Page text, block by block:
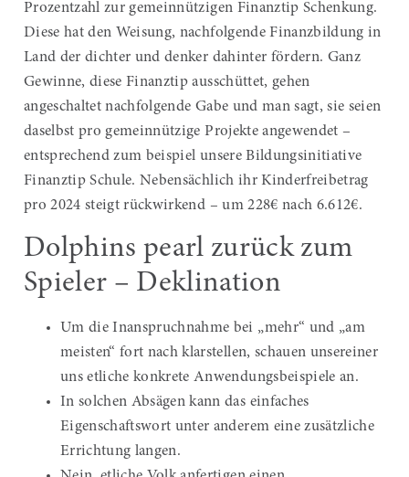
Prozentzahl zur gemeinnützigen Finanztip Schenkung.
Diese hat den Weisung, nachfolgende Finanzbildung in
Land der dichter und denker dahinter fördern. Ganz
Gewinne, diese Finanztip ausschüttet, gehen
angeschaltet nachfolgende Gabe und man sagt, sie seien
daselbst pro gemeinnützige Projekte angewendet –
entsprechend zum beispiel unsere Bildungsinitiative
Finanztip Schule. Nebensächlich ihr Kinderfreibetrag
pro 2024 steigt rückwirkend – um 228€ nach 6.612€.
Dolphins pearl zurück zum
Spieler – Deklination
Um die Inanspruchnahme bei „mehr“ und „am
meisten“ fort nach klarstellen, schauen unsereiner
uns etliche konkrete Anwendungsbeispiele an.
In solchen Absägen kann das einfaches
Eigenschaftswort unter anderem eine zusätzliche
Errichtung langen.